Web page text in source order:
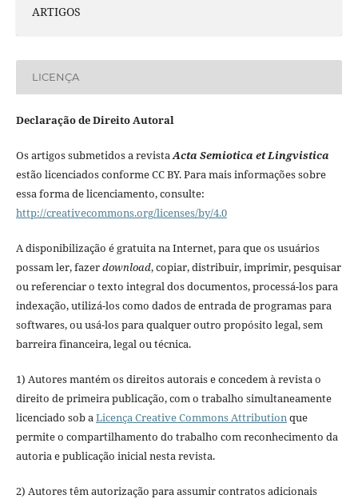
ARTIGOS
LICENÇA
Declaração de Direito Autoral
Os artigos submetidos a revistaActa Semiotica et Lingvistica
estão licenciados conforme CC BY. Para mais informações sobre
essa forma de licenciamento, consulte:
http://creativecommons.org/licenses/by/4.0
A disponibilização é gratuita na Internet, para que os usuários
possam ler, fazerdownload, copiar, distribuir, imprimir, pesquisar
ou referenciar o texto integral dos documentos, processá-los para
indexação, utilizá-los como dados de entrada de programas para
softwares, ou usá-los para qualquer outro propósito legal, sem
barreira financeira, legal ou técnica.
1) Autores mantém os direitos autorais e concedem à revista o
direito de primeira publicação, com o trabalho simultaneamente
licenciado sob aLicença Creative Commons Attributionque
permite o compartilhamento do trabalho com reconhecimento da
autoria e publicação inicial nesta revista.
2) Autores têm autorização para assumir contratos adicionais